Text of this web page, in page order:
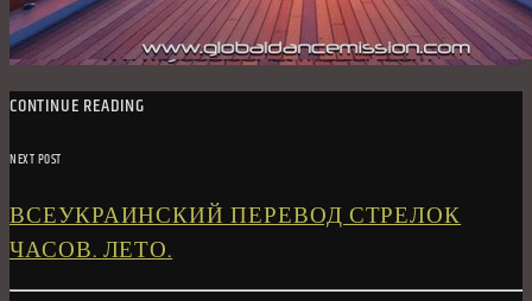
CONTINUE READING
NEXT POST
ВСЕУКРАИНСКИЙ ПЕРЕВОД СТРЕЛОК
ЧАСОВ. ЛЕТО.